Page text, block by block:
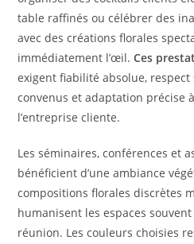
table raffinés ou célébrer des
avec des créations florales
immédiatement l’œil.Ces
exigent fiabilité absolue,
convenus et adaptation précise
l’entreprise cliente.
Les séminaires, conférences et
bénéficient d’une ambiance
compositions florales discrètes
humanisent les espaces
réunion. Les couleurs choisies